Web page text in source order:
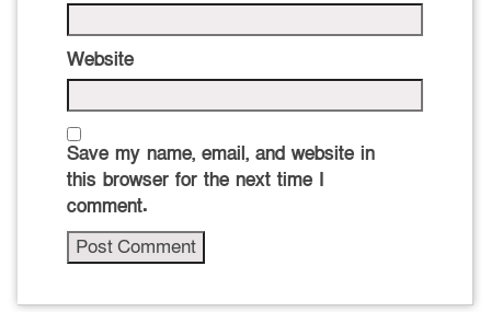
Website
Save my name, email, and website in
this browser for the next time I
comment.